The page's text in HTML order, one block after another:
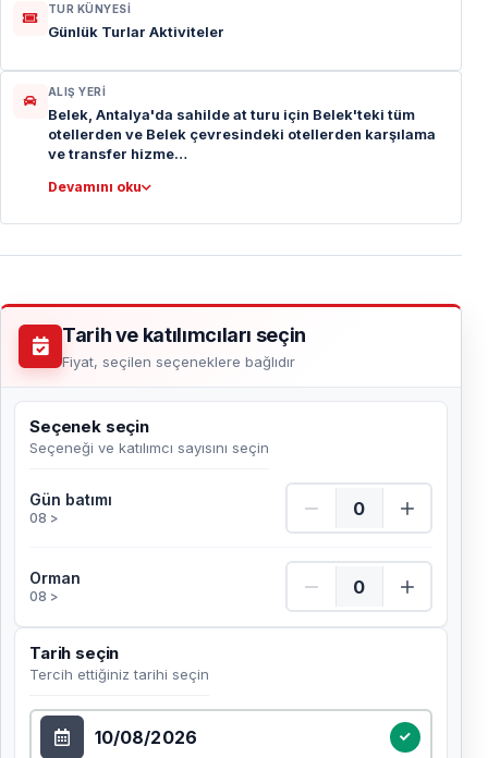
TUR KÜNYESI
Günlük Turlar Aktiviteler
ALIŞ YERI
Belek, Antalya'da sahilde at turu için Belek'teki tüm
otellerden ve Belek çevresindeki otellerden karşılama
ve transfer hizme…
Devamını oku
Tarih ve katılımcıları seçin
Fiyat, seçilen seçeneklere bağlıdır
Seçenek seçin
Seçeneği ve katılımcı sayısını seçin
Gün batımı
08 >
Gün batımı Adet
Orman
08 >
Orman Adet
Tarih seçin
Tercih ettiğiniz tarihi seçin
Tarih seçin